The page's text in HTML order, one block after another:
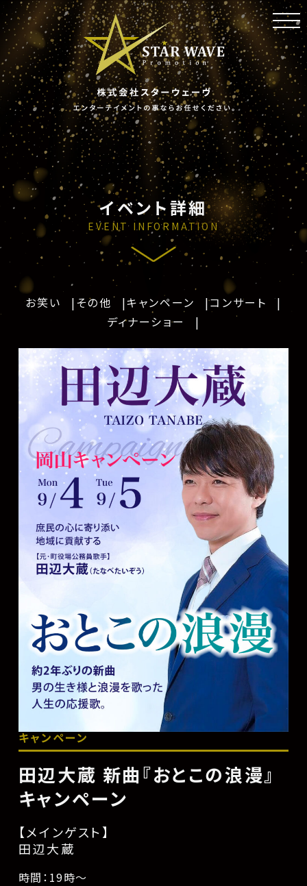
イベント詳細
EVENT INFORMATION
お笑い その他 キャンペーン
コンサート
ディナーショー
キャンペーン
田辺大蔵 新曲『おとこの浪漫』
キャンペーン
【メインゲスト】
田辺大蔵
時間：19時〜